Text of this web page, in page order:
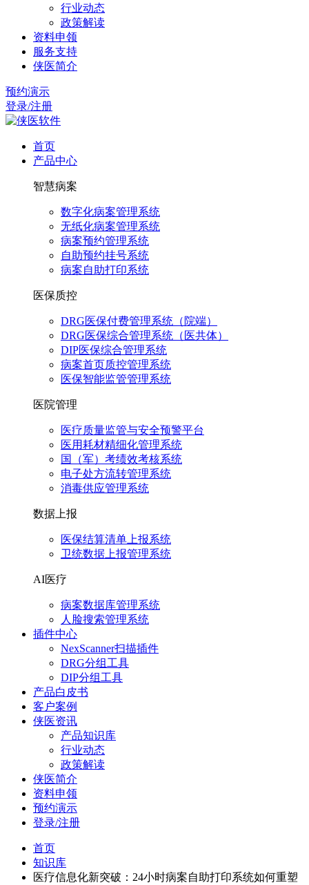
行业动态
政策解读
资料申领
服务支持
侠医简介
预约演示
登录/注册
首页
产品中心
智慧病案
数字化病案管理系统
无纸化病案管理系统
病案预约管理系统
自助预约挂号系统
病案自助打印系统
医保质控
DRG医保付费管理系统（院端）
DRG医保综合管理系统（医共体）
DIP医保综合管理系统
病案首页质控管理系统
医保智能监管管理系统
医院管理
医疗质量监管与安全预警平台
医用耗材精细化管理系统
国（军）考绩效考核系统
电子处方流转管理系统
消毒供应管理系统
数据上报
医保结算清单上报系统
卫统数据上报管理系统
AI医疗
病案数据库管理系统
人脸搜索管理系统
插件中心
NexScanner扫描插件
DRG分组工具
DIP分组工具
产品白皮书
客户案例
侠医资讯
产品知识库
行业动态
政策解读
侠医简介
资料申领
预约演示
登录/注册
首页
知识库
医疗信息化新突破：24小时病案自助打印系统如何重塑